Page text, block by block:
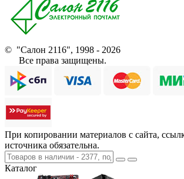
© "Салон 2116", 1998 - 2026
Все права защищены.
При копировании материалов с сайта,
источника обязательна.
Каталог